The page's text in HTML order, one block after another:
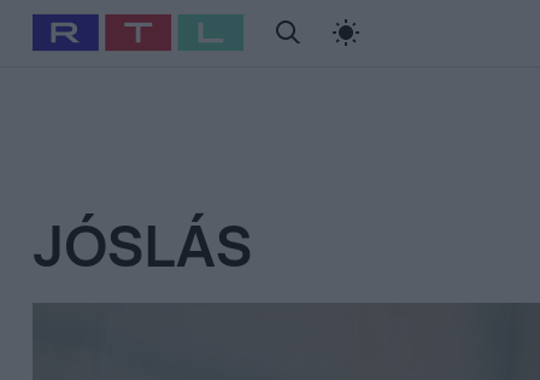
Babits Marcella Szellő István Most Wanted
JÓSLÁS